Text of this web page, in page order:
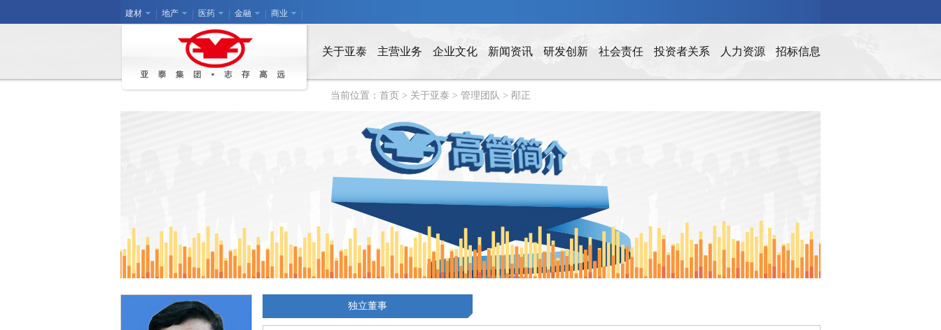
建材 地产 医药 金融 商业
招标信息
人力资源
投资者关系
社会责任
研发创新
新闻资讯
企业文化
主营业务
关于亚泰
当前位置： 首页 > 关于亚泰 > 管理团队 > 邴正
独立董事